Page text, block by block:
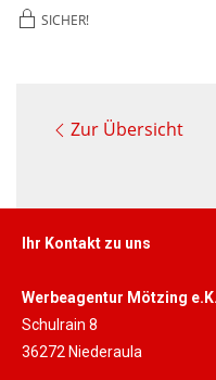
SICHER!
Zur Übersicht
Ihr Kontakt zu uns
Werbeagentur Mötzing e.K.
Schulrain 8
36272 Niederaula